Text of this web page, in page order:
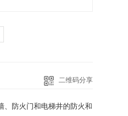
西好的建筑保温板发泡水泥保温板销售
二维码分享
防火门和电梯井的防火和